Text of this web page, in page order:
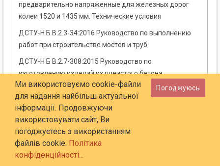
предварительно напряженные для железных дорог
колеи 1520 и 1435 мм. Технические условия
ДСТУ-Н Б В.2.3-34:2016 Руководство по выполнению
работ при строительстве мостов и труб
ДСТУ-Н Б В.2.7-308:2015 Руководство по
изготовлению изделий из ячеистого бетона
ДСТУ Б В.2.7-305:2015 Смеси битумоминеральные
дорожные. Общие технические условия
ДСТУ Б В.2.7-306:2015 Смеси битумоминеральные
дорожные. Методы испытаний
ДСТУ-Н Б В.2.6-203:2015 Руководство по выполнению
работ при изготовлении и монтаже строительных
Ми використовуємо cookie-файли
для надання найбільш актуальної
інформації. Продовжуючи
використовувати сайт, Ви
погоджуєтесь з використанням
файлів cookie. Політика
конфіденційності...
Погоджуюсь